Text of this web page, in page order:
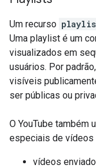
Um recurso
Uma playlist é um
visualizados em
usuários. Por
visíveis
ser públicas ou
O YouTube
especiais de vídeos
vídeos